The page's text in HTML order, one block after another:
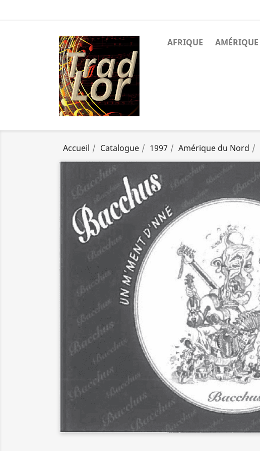
AFRIQUE AMÉRIQUE
Accueil Catalogue 1997 Amérique du Nord